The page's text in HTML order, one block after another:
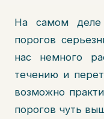
На самом деле
порогов
нас немного
течению и
возможно
порогов чуть